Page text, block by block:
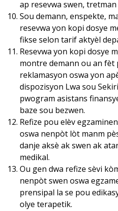
ap resevwa swen, tretman
Sou demann, enspekte,
resevwa yon kopi dosye
fikse selon tarif aktyèl
Resevwa yon kopi dosye
montre demann ou an fèt
reklamasyon oswa yon
dispozisyon Lwa sou
pwogram asistans
baze sou bezwen.
Refize pou elèv
oswa nenpòt lòt manm
danje aksè ak swen ak
medikal.
Ou gen dwa refize sèvi
nenpòt swen oswa
prensipal la se pou
olye terapetik.